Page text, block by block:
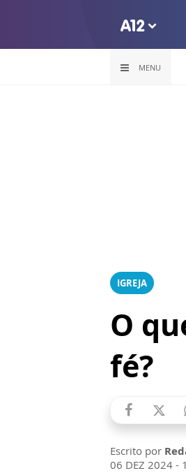
MENU
IGREJA
O
fé?
Escrito por
06 DEZ 2024 -